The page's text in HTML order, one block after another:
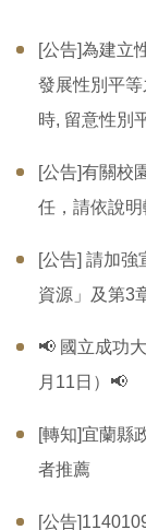
[公告]為建立
發展性別平
時, 留意性別
[公告]有關校
任，請依說明
[公告] 請加強
資源」及第3
📢 國立成功
月11日）📢
[轉知]宜蘭縣
者推薦
[公告